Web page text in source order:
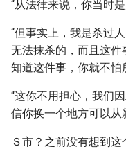
“从法律来说，你当时
“但事实上，我是杀过
无法抹杀的，而且这
知道这件事，你就不怕
“这你不用担心，我们
信你换一个地方可以从
Ｓ市？之前没有想到